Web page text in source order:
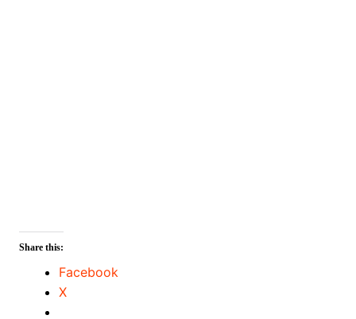
Share this:
Facebook
X